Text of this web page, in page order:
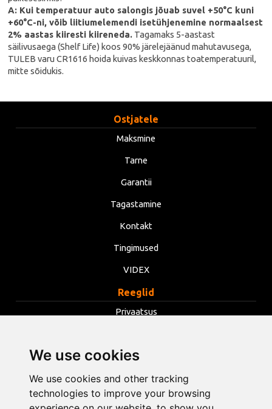
We use cookies
We use cookies and other tracking
technologies to improve your browsing
A: Kui temperatuur auto salongis jõuab suvel +50°C kuni
+60°C-ni, võib liitiumelemendi isetühjenemine normaalsest
2% aastas kiiresti kiireneda. Tagamaks 5-aastast
säilivusaega (Shelf Life) koos 90% järelejäänud mahutavusega,
TULEB varu CR1616 hoida kuivas keskkonnas toatemperatuuril,
mitte sõidukis.
Ostjatele
Maksmine
Tarne
Garantii
Tagastamine
Kontakt
Tingimused
VIDEX
Reeglid
Privaatsus
Küpsised
Muuda küpsiste seadeid